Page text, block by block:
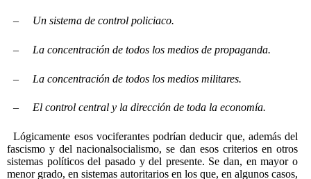
– Un sistema de control policiaco.
– La concentración de todos los medios de propaganda.
– La concentración de todos los medios militares.
– El control central y la dirección de toda la economía.
Lógicamente esos vociferantes podrían deducir que, además del
fascismo y del nacionalsocialismo, se dan esos criterios en otros
sistemas políticos del pasado y del presente. Se dan, en mayor o
menor grado, en sistemas autoritarios en los que, en algunos casos,